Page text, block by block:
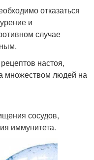
отказаться
и
случае
настоя,
множеством людей на
сосудов,
иммунитета.